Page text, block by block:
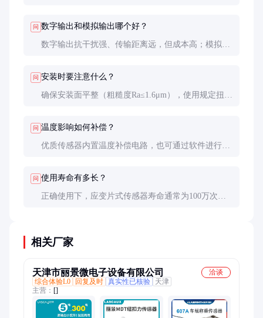
问 数字输出和模拟输出哪个好？
数字输出抗干扰强、传输距离远，但成本高；模拟输
问 安装时要注意什么？
确保安装面平整（粗糙度Ra≤1.6μm），使用规定扭矩
问 温度影响如何补偿？
优质传感器内置温度补偿电路，也可通过软件进行温
问 使用寿命有多长？
正确使用下，应变片式传感器寿命通常为100万次全
相关厂家
天津市丽景微电子设备有限公司
洽谈
综合体验L0
回复及时 真实性已核验
天津
主营： []